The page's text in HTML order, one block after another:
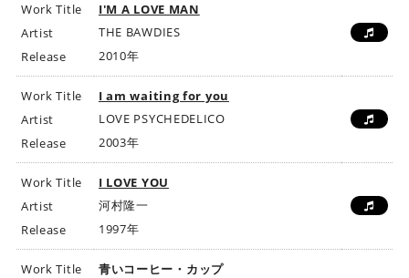
Work Title
I'M A LOVE MAN
Artist
THE BAWDIES
Release
2010年
Work Title
I am waiting for you
Artist
LOVE PSYCHEDELICO
Release
2003年
Work Title
I LOVE YOU
Artist
河村隆一
Release
1997年
Work Title
青いコーヒー・カップ